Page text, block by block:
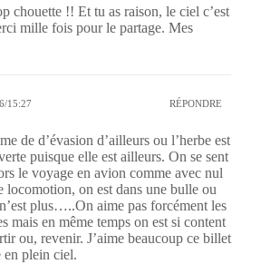
chouette !! Et tu as raison, le ciel c’est
mille fois pour le partage. Mes
15:27 RÉPONDRE
de d’évasion d’ailleurs ou l’herbe est
puisque elle est ailleurs. On se sent
le voyage en avion comme avec nul
locomotion, on est dans une bulle ou
plus…..On aime pas forcément les
mais en même temps on est si content
ou, revenir. J’aime beaucoup ce billet
en plein ciel.